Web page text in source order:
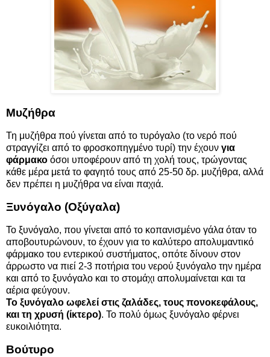
Μυζήθρα
Τη μυζήθρα πού γίνεται από το τυρόγαλο (το νερό πού
στραγγίζει από το φροσκοπηγμένο τυρί) την έχουν για
φάρμακο όσοι υποφέρουν από τη χολή τους, τρώγοντας
κάθε μέρα μετά το φαγητό τους από 25-50 δρ. μυζήθρα, αλλά
δεν πρέπει η μυζήθρα να είναι παχιά.
Ξυνόγαλο (Οξύγαλα)
Το ξυνόγαλο, που γίνεται από το κοπανισμένο γάλα όταν το
αποβουτυρώνουν, το έχουν για το καλύτερο απολυμαντικό
φάρμακο του εντερικού συστήματος, οπότε δίνουν στον
άρρωστο να πιεί 2-3 ποτήρια του νερού ξυνόγαλο την ημέρα
και από το ξυνόγαλο και το στομάχι απολυμαίνεται και τα
αέρια φεύγουν.
Το ξυνόγαλο ωφελεί στις ζαλάδες, τους πονοκεφάλους,
και τη χρυσή (ίκτερο). Το πολύ όμως ξυνόγαλο φέρνει
ευκοιλιότητα.
Βούτυρο